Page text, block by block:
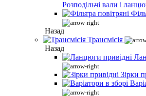
Розподільчі вали і
Назад
Трансмісія
Назад
Зірки